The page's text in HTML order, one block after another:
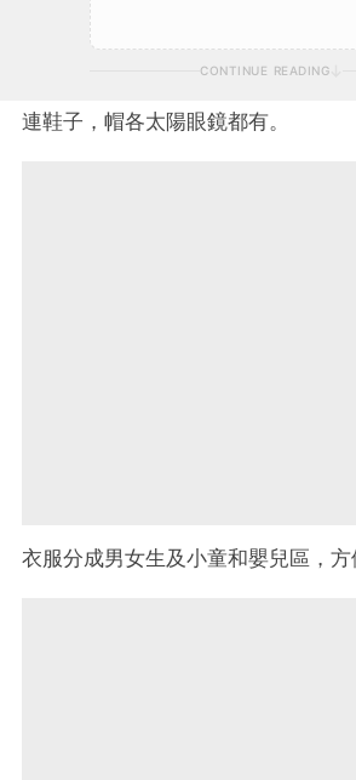
CONTINUE READING
連鞋子，帽各太陽眼鏡都有。
衣服分成男女生及小童和嬰兒區，方